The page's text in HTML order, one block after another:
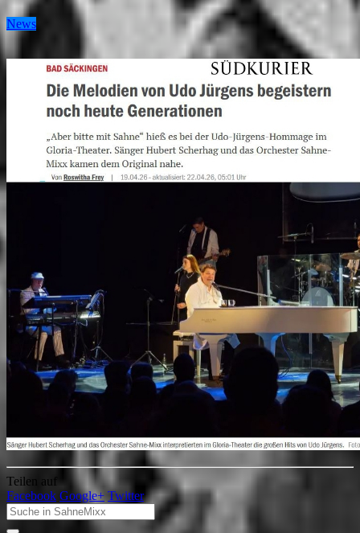
News
Teilen auf
Facebook Google+ Twitter